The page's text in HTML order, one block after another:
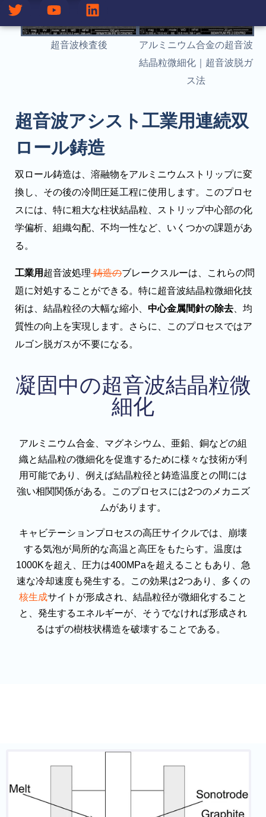
凝固中の超音波結晶粒微
細化
アルミニウム合金、マグネシウム、亜鉛、銅などの組
織と結晶粒の微細化を促進するために様々な技術が利
用可能であり、例えば結晶粒径と鋳造温度との間には
強い相関関係がある。このプロセスには2つのメカニズ
ムがあります。
キャビテーションプロセスの高圧サイクルでは、崩壊
する気泡が局所的な高温と高圧をもたらす。温度は
1000Kを超え、圧力は400MPaを超えることもあり、急
速な冷却速度も発生する。この効果は2つあり、多くの
核生成サイトが形成され、結晶粒径が微細化すること
と、発生するエネルギーが、そうでなければ形成され
るはずの樹枝状構造を破壊することである。
超音波検査後
アルミニウム合金の超音波
結晶粒微細化｜超音波脱ガ
ス法
超音波アシスト工業用連続双
ロール鋳造
双ロール鋳造は、溶融物をアルミニウムストリップに変
換し、その後の冷間圧延工程に使用します。このプロセ
スには、特に粗大な柱状結晶粒、ストリップ中心部の化
学偏析、組織勾配、不均一性など、いくつかの課題があ
る。
工業用 超音波処理鋳造のブレークスルーは、これらの問
題に対処することができる。特に超音波結晶粒微細化技
術は、結晶粒径の大幅な縮小、 中心金属間針の除去 、均
質性の向上を実現します。さらに、このプロセスではア
ルゴン脱ガスが不要になる。